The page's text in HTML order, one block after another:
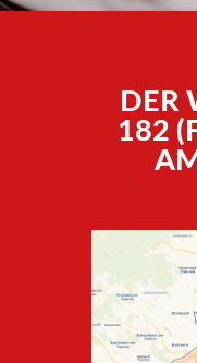
DER
182